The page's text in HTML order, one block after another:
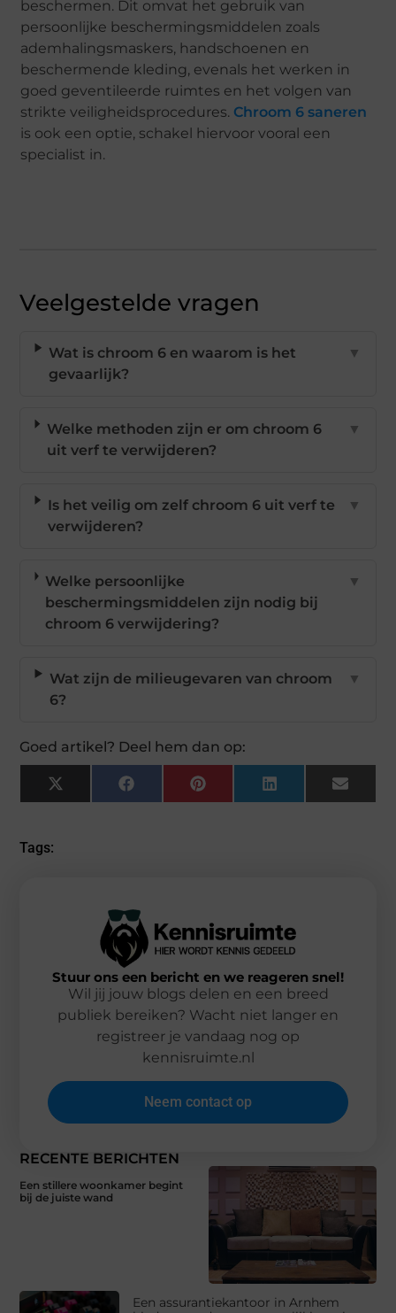
beschermen. Dit omvat het gebruik van
persoonlijke beschermingsmiddelen zoals
ademhalingsmaskers, handschoenen en
beschermende kleding, evenals het werken in
goed geventileerde ruimtes en het volgen van
strikte veiligheidsprocedures. Chroom 6 saneren
is ook een optie, schakel hiervoor vooral een
specialist in.
Veelgestelde vragen
Wat is chroom 6 en waarom is het
gevaarlijk?
▼
Welke methoden zijn er om chroom 6
uit verf te verwijderen?
▼
Is het veilig om zelf chroom 6 uit verf te
verwijderen?
▼
Welke persoonlijke
beschermingsmiddelen zijn nodig bij
chroom 6 verwijdering?
▼
Wat zijn de milieugevaren van chroom
6?
▼
Goed artikel? Deel hem dan op:
X
(Twitter)
FacebookPinterestLinkedIn Email
Tags:
RECENTE BERICHTEN
Een stillere woonkamer begint
bij de juiste wand
Een assurantiekantoor in Arnhem
Stuur ons een bericht en we reageren snel!
Wil jij jouw blogs delen en een breed
publiek bereiken? Wacht niet langer en
registreer je vandaag nog op
kennisruimte.nl
Neem contact op